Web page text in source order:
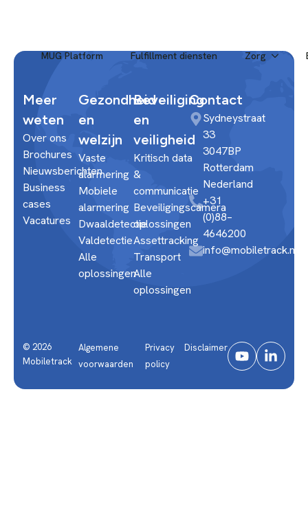
MUG Platform Fulfillment diensten Zorg
Meer
weten
Over ons
Brochures
Nieuwsberichten
Business
cases
Vacatures
Gezondheid
en
welzijn
Vaste
alarmering
Mobiele
alarmering
Dwaaldetectie
Valdetectie
Alle
oplossingen
Beveiliging
en
veiligheid
Kritisch data
&
communicatie
Beveiligingscamera
oplossingen
Assettracking
Transport
Alle
oplossingen
Contact
Sydneystraat
33
3047BP
Rotterdam
Nederland
+31
(0)88–
4646200
info@mobiletrack.nl
© 2026
Mobiletrack
Algemene
voorwaarden
Privacy
policy
Disclaimer